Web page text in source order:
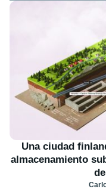
Una ciudad
almacenamiento